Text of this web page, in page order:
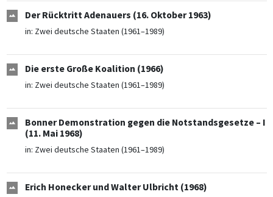
Der Rücktritt Adenauers (16. Oktober 1963)
in: Zwei deutsche Staaten (1961–1989)
Die erste Große Koalition (1966)
in: Zwei deutsche Staaten (1961–1989)
Bonner Demonstration gegen die Notstandsgesetze – I
(11. Mai 1968)
in: Zwei deutsche Staaten (1961–1989)
Erich Honecker und Walter Ulbricht (1968)